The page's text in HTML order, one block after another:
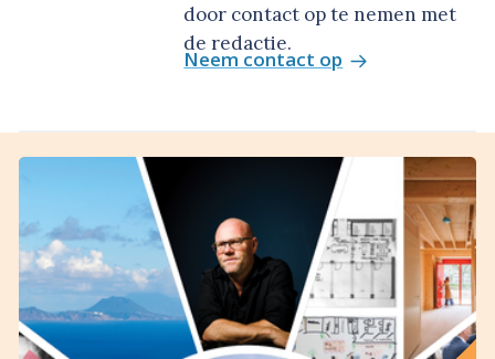
door contact op te nemen met
de redactie.
Neem contact op